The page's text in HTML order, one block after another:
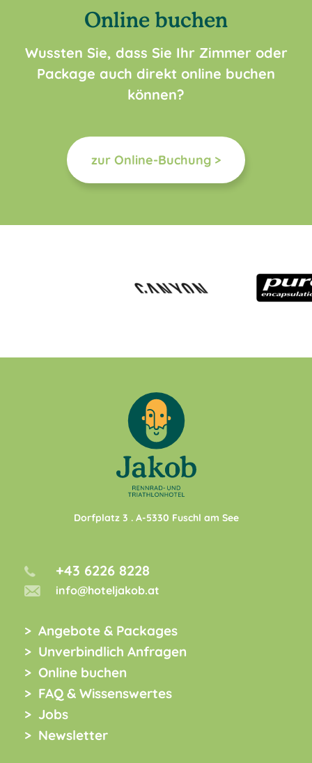
Online buchen
Wussten Sie, dass Sie Ihr Zimmer oder
Package auch direkt online buchen
können?
zur Online-Buchung >
Dorfplatz 3 . A-5330 Fuschl am See
+43 6226 8228
info@hoteljakob.at
Angebote & Packages
Unverbindlich Anfragen
Online buchen
FAQ & Wissenswertes
Jobs
Newsletter